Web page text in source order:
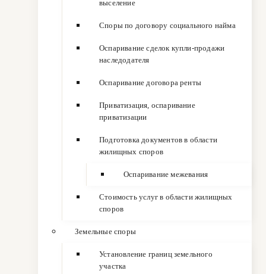
выселение
Споры по договору социального найма
Оспаривание сделок купли-продажи
наследодателя
Оспаривание договора ренты
Приватизация, оспаривание
приватизации
Подготовка документов в области
жилищных споров
Оспаривание межевания
Стоимость услуг в области жилищных
споров
Земельные споры
Установление границ земельного
участка